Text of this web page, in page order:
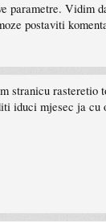
parametre. Vidim
postaviti
stranicu rasteretio
iduci mjesec ja